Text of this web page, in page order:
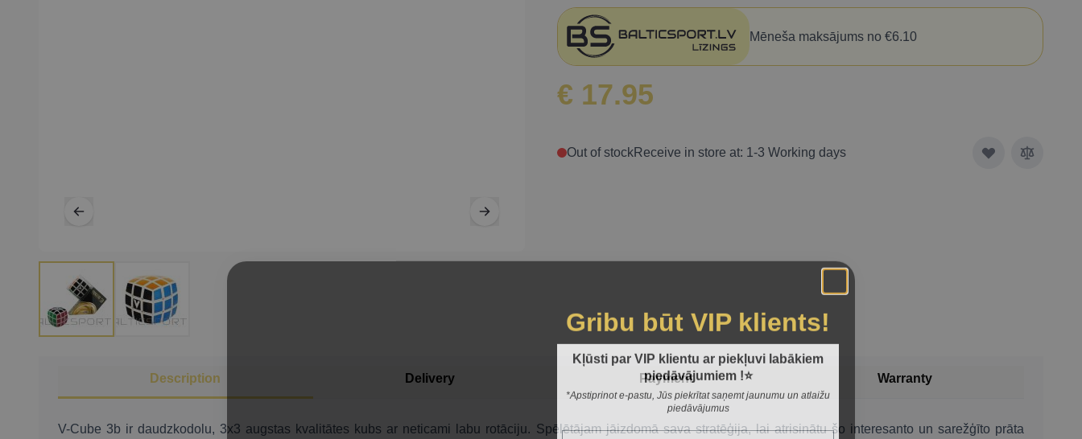
Mēneša maksājums no €6.10
€ 17.95
Out of stockReceive in store at: 1-3 Working days
Description Delivery Payment Warranty
V-Cube 3b ir daudzkodolu, 3x3 augstas kvalitātes kubs ar neticami labu rotāciju. Spēlētājam jāizdomā sava stratēģija, lai atrisinātu šo interesanto un sarežģīto prāta
Gribu būt VIP klients!
Kļūsti par VIP klientu ar piekļuvi labākiem
piedāvājumiem !⭐
*Apstiprinot e-pastu, Jūs piekrītat saņemt jaunumu un atlaižu
piedāvājumus
Epasts